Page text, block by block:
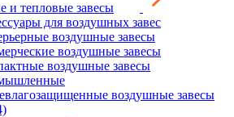
и тепловые завесы
для воздушных завес
воздушные завесы
воздушные завесы
воздушные завесы
воздушные завесы